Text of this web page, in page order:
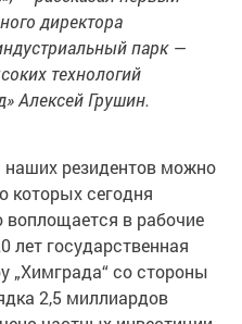
директора
парк —
технологий
Алексей Грушин.
наших резидентов можно
которых сегодня
в рабочие
лет государственная
„Химграда“ со стороны
2,5 миллиардов